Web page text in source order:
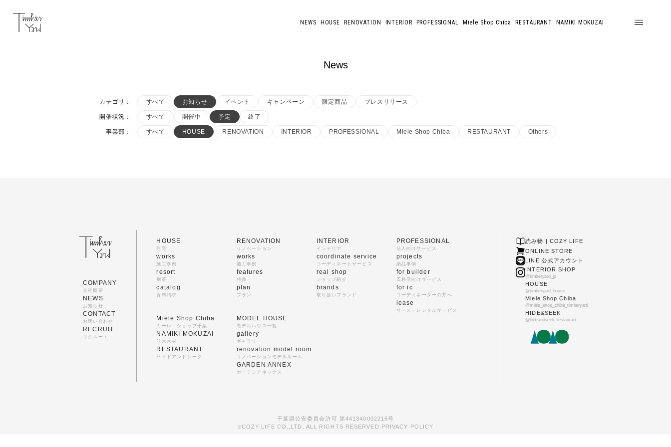
NEWS HOUSE RENOVATION INTERIOR PROFESSIONAL Miele Shop Chiba RESTAURANT NAMIKI MOKUZAI
News
カテゴリ ： すべて お知らせ イベント キャンペーン 限定商品 プレスリリース
開催状況 ： すべて 開催中 予定 終了
事業部 ： すべて HOUSE RENOVATION INTERIOR PROFESSIONAL Miele Shop Chiba RESTAURANT Others
COMPANY
会社概要
NEWS
お知らせ
CONTACT
お問い合わせ
RECRUIT
リクルート
HOUSE
住宅
works
施工事例
resort
別荘
catalog
資料請求
RENOVATION
リノベーション
works
施工事例
features
特徴
plan
プラン
INTERIOR
インテリア
coordinate service
コーディネートサービス
real shop
ショップ紹介
brands
取り扱いブランド
PROFESSIONAL
法人向けサービス
projects
納品事例
for builder
工務店向けサービス
for ic
コーディネーターの方へ
lease
リース・レンタルサービス
Miele Shop Chiba
ミーレ・ショップ千葉
NAMIKI MOKUZAI
並木木材
RESTAURANT
ハイドアンドシーク
MODEL HOUSE
モデルハウス一覧
gallery
ギャラリー
renovation model room
リノベーションモデルルーム
GARDEN ANNEX
ガーデンアネックス
読み物 | COZY LIFE
ONLINE STORE
LINE 公式アカウント
INTERIOR SHOP
@timberyard_jp
HOUSE
@timberyard_house
Miele Shop Chiba
@miele_shop_chiba_timberyard
HIDE&SEEK
@hideandseek_restaurant
千葉県公安委員会許可 第441340002216号
©COZY LIFE CO.,LTD. ALL RIGHTS RESERVED. PRIVACY POLICY